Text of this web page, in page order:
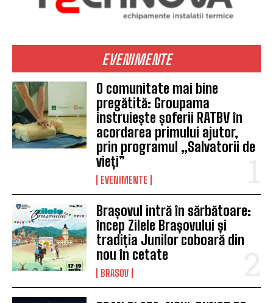
EVENIMENTE
O comunitate mai bine
pregătită: Groupama
instruiește șoferii RATBV în
acordarea primului ajutor,
prin programul „Salvatorii de
vieți”
EVENIMENTE
Brașovul intră în sărbătoare:
încep Zilele Brașovului și
tradiția Junilor coboară din
nou în cetate
BRASOV